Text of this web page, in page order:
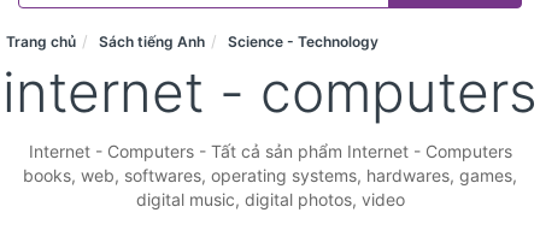
Trang chủ Sách tiếng Anh Science - Technology
internet - computers
Internet - Computers - Tất cả sản phẩm Internet - Computers
books, web, softwares, operating systems, hardwares, games,
digital music, digital photos, video